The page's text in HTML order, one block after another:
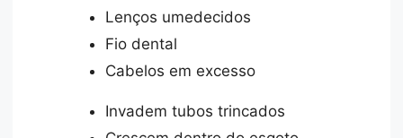
Lenços umedecidos
Fio dental
Cabelos em excesso
Invadem tubos trincados